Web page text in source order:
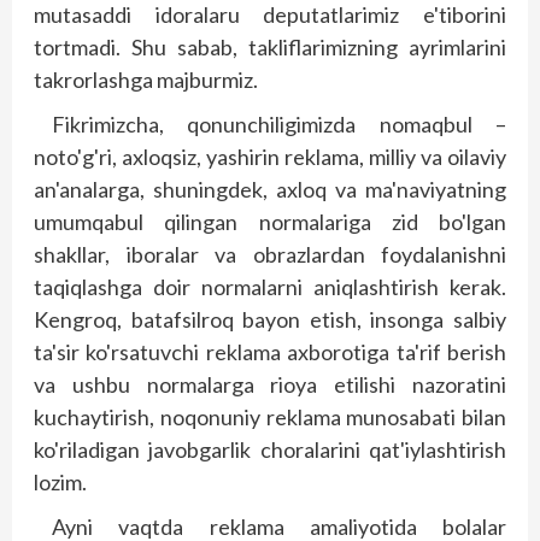
mutasaddi idoralaru deputatlarimiz e'tiborini
tortmadi. Shu sabab, takliflarimizning ayrimlarini
takrorlashga majburmiz.
Fikrimizcha, qonunchiligimizda nomaqbul –
noto'g'ri, axloqsiz, yashirin reklama, milliy va oilaviy
an'analarga, shuningdek, axloq va ma'naviyatning
umumqabul qilingan normalariga zid bo'lgan
shakllar, iboralar va obrazlardan foydalanishni
taqiqlashga doir normalarni aniqlashtirish kerak.
Kengroq, batafsilroq bayon etish, insonga salbiy
ta'sir ko'rsatuvchi reklama axborotiga ta'rif berish
va ushbu normalarga rioya etilishi nazoratini
kuchaytirish, noqonuniy reklama munosabati bilan
ko'riladigan javobgarlik choralarini qat'iylashtirish
lozim.
Ayni vaqtda reklama amaliyotida bolalar